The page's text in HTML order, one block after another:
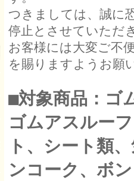
つきましては、誠に
停止とさせていただ
お客様には大変ご不
を賜りますようお願
■対象商品：ゴ
ゴムアスルー
ト、シート類
ンコーク、ボ